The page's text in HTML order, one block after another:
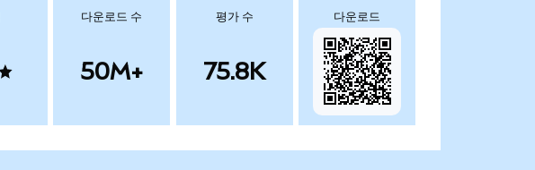
다운로드 수
50M+
평가 수
75.8K
다운로드